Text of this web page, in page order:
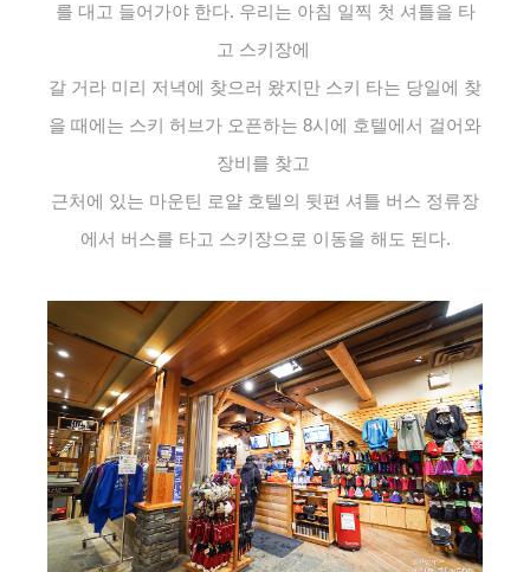
를 대고 들어가야 한다. 우리는 아침 일찍 첫 셔틀을 타
고 스키장에
갈 거라 미리 저녁에 찾으러 왔지만 스키 타는 당일에 찾
을 때에는 스키 허브가 오픈하는 8시에
호텔에서 걸어와
장비를 찾고
근처에 있는 마운틴 로얄 호텔의 뒷편 셔틀 버스 정류장
에서 버스를 타고 스키장으로 이동을 해도 된다.